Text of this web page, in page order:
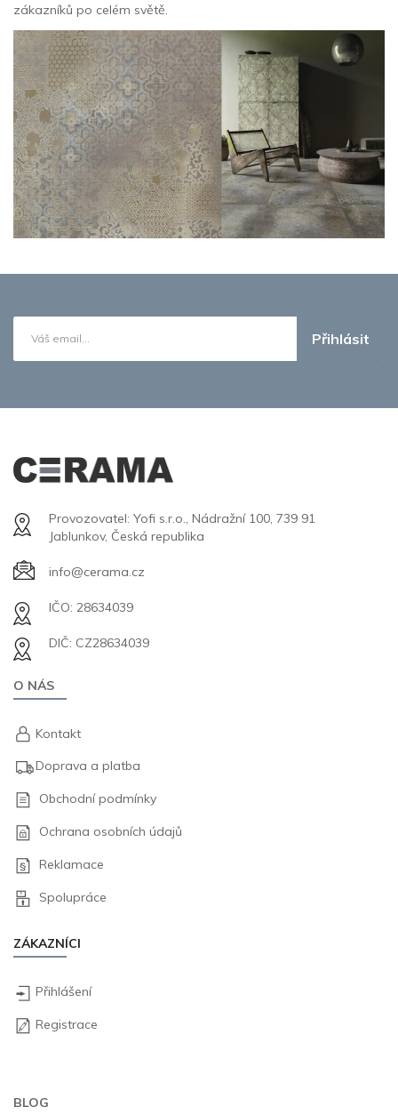
zákazníků po celém světě.
Přihlásit
Provozovatel: Yofi s.r.o., Nádražní 100, 739 91
Jablunkov, Česká republika
info@cerama.cz
IČO: 28634039
DIČ: CZ28634039
O NÁS
Kontakt
Doprava a platba
Obchodní podmínky
Ochrana osobních údajů
Reklamace
Spolupráce
ZÁKAZNÍCI
Přihlášení
Registrace
BLOG